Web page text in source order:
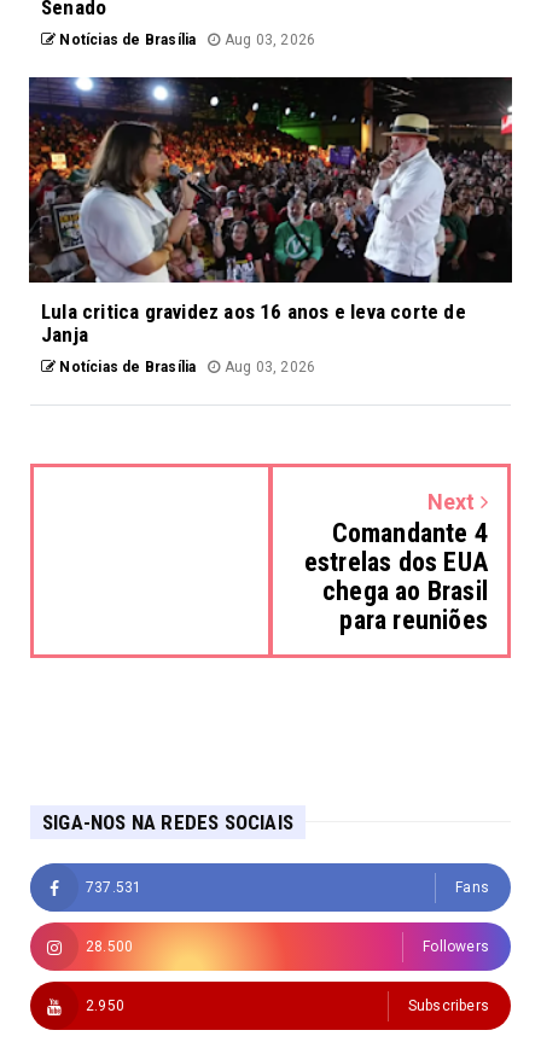
Senado
Notícias de Brasília Aug 03, 2026
Lula critica gravidez aos 16 anos e leva corte de
Janja
Notícias de Brasília Aug 03, 2026
Next
Comandante 4
estrelas dos EUA
chega ao Brasil
para reuniões
SIGA-NOS NA REDES SOCIAIS
737.531 Fans
28.500 Followers
2.950 Subscribers